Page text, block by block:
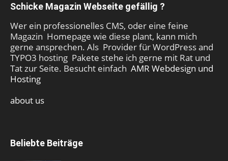
Schicke Magazin Webseite gefällig ?
Wer ein professionelles CMS, oder eine feine
Magazin Homepage wie diese plant, kann mich
gerne ansprechen. Als Provider für WordPress and
TYPO3 hosting Pakete stehe ich gerne mit Rat und
Tat zur Seite. Besucht einfach AMR Webdesign und
Hosting
about us
Beliebte Beiträge